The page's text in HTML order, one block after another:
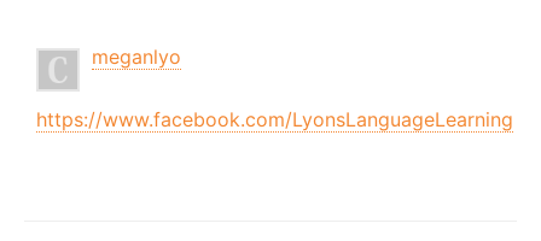
meganlyo
https://www.facebook.com/LyonsLanguageLearning